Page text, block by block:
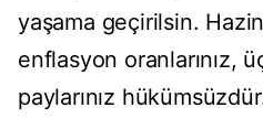
yaşama geçirilsin.
enflasyon oranlarınız,
paylarınız